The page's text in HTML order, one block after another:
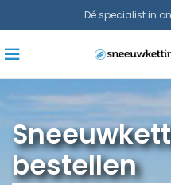
Dé specialist in
bestellen